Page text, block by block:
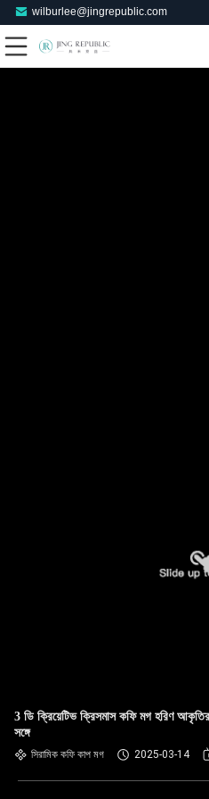
wilburlee@jingrepublic.com
3 ডি ক্রিয়েটিভ ক্রিসমাস কফি মগ হরিণ
সঙ্গে
সিরামিক কফি কাপ মগ 2025-03-14